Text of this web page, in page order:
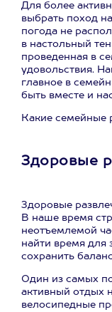
Для более
выбрать поход
погода не
в настольный
проведенная в
удовольствия.
главное в
быть вместе и
Какие семейные
Здоровые
Здоровые
В наше время
неотъемлемой
найти время для
сохранить
Один из самых
активный отдых
велосипедные